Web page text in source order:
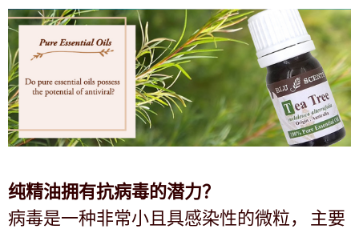
纯精油拥有抗病毒的潜力？
病毒是一种非常小且具感染性的微粒，
主要